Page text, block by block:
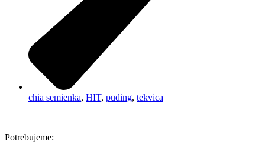
chia semienka, HIT, puding, tekvica
Potrebujeme: